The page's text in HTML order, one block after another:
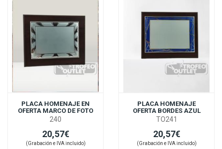
PLACA HOMENAJE EN
OFERTA MARCO DE FOTO
240
20,57€
(Grabación e IVA incluido)
PLACA HOMENAJE
OFERTA BORDES AZUL
TO241
20,57€
(Grabación e IVA incluido)